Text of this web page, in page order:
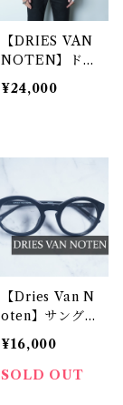
【DRIES VAN
NOTEN】ドリ
スヴァンノッテ
ン "ARCHIVE
¥24,000
【Dries Van N
oten】サング
ラス
¥16,000
SOLD OUT